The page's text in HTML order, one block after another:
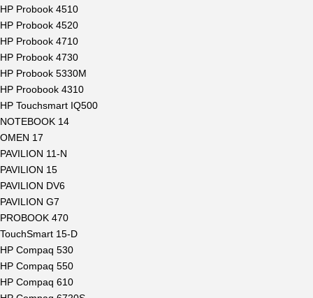
HP Probook 4510
HP Probook 4520
HP Probook 4710
HP Probook 4730
HP Probook 5330M
HP Proobook 4310
HP Touchsmart IQ500
NOTEBOOK 14
OMEN 17
PAVILION 11-N
PAVILION 15
PAVILION DV6
PAVILION G7
PROBOOK 470
TouchSmart 15-D
HP Compaq 530
HP Compaq 550
HP Compaq 610